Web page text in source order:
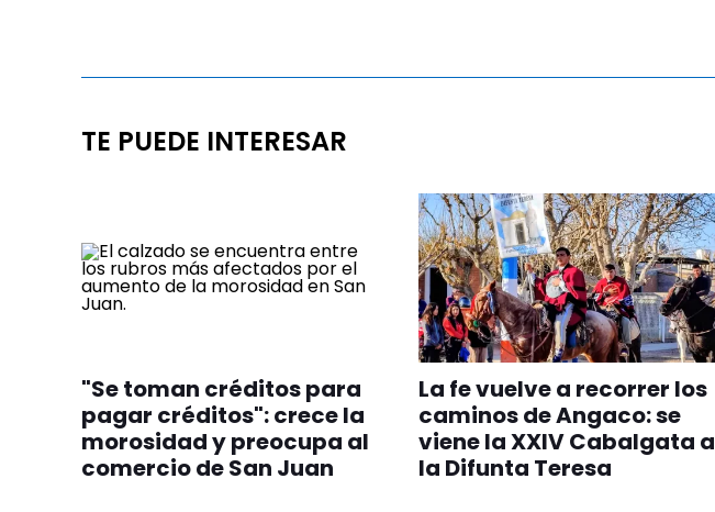
TE PUEDE INTERESAR
"Se toman créditos para
pagar créditos": crece la
morosidad y preocupa al
comercio de San Juan
La fe vuelve a recorrer los
caminos de Angaco: se
viene la XXIV Cabalgata a
la Difunta Teresa